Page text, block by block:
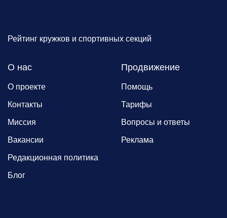
Рейтинг кружков и спортивных секций
О нас
О проекте
Контакты
Миссия
Вакансии
Редакционная политика
Блог
Продвижение
Помощь
Тарифы
Вопросы и ответы
Реклама